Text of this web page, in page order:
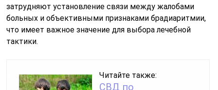
затрудняют установление связи между жалобами
больных и объективными признаками брадиаритмии,
что имеет важное значение для выбора лечебной
тактики.
Читайте также:
СВД по